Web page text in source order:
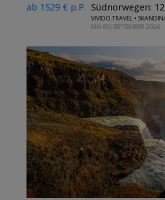
ab 1529 € p.P. Südnorwegen:
VIVIDO.TRAVEL •
MAI BIS SEPTEMBER 2026